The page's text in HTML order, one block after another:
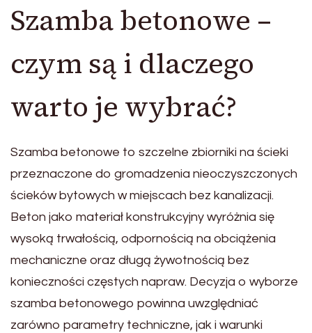
Szamba betonowe –
czym są i dlaczego
warto je wybrać?
Szamba betonowe to szczelne zbiorniki na ścieki
przeznaczone do gromadzenia nieoczyszczonych
ścieków bytowych w miejscach bez kanalizacji.
Beton jako materiał konstrukcyjny wyróżnia się
wysoką trwałością, odpornością na obciążenia
mechaniczne oraz długą żywotnością bez
konieczności częstych napraw. Decyzja o wyborze
szamba betonowego powinna uwzględniać
zarówno parametry techniczne, jak i warunki